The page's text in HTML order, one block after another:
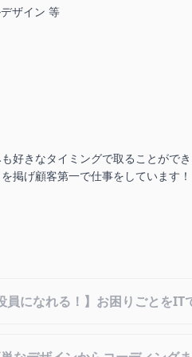
ザイン 等
好きなタイミングで取ることがで
掲げ顧客第一で仕事をしています！
員になれる！】お困りごとをIT